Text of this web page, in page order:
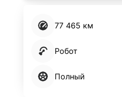
77 465 км
Робот
Полный